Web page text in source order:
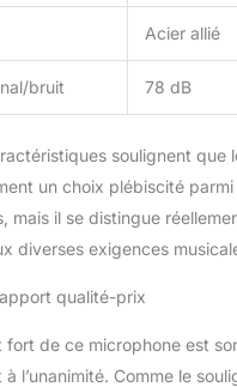
Acier allié
bruit 78 dB
soulignent que
un choix plébiscité
mais il se distingue
diverses exigences
qualité-prix
fort de ce microphone est
l’unanimité. Comme le